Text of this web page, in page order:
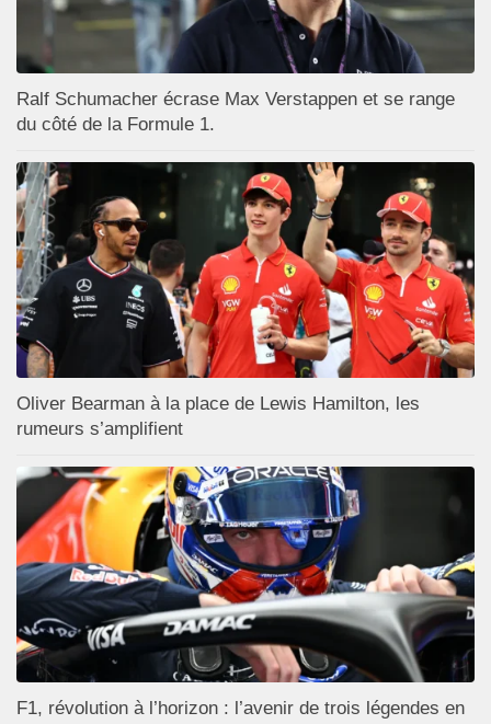
Ralf Schumacher écrase Max Verstappen et se range
du côté de la Formule 1.
Oliver Bearman à la place de Lewis Hamilton, les
rumeurs s’amplifient
F1, révolution à l’horizon : l’avenir de trois légendes en